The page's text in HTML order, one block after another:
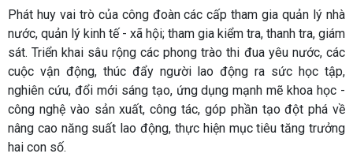
Phát huy vai trò của công đoàn các cấp tham gia quản lý nhà
nước, quản lý kinh tế - xã hội; tham gia kiểm tra, thanh tra, giám
sát. Triển khai sâu rộng các phong trào thi đua yêu nước, các
cuộc vận động, thúc đẩy người lao động ra sức học tập,
nghiên cứu, đổi mới sáng tạo, ứng dụng mạnh mẽ khoa học -
công nghệ vào sản xuất, công tác, góp phần tạo đột phá về
nâng cao năng suất lao động, thực hiện mục tiêu tăng trưởng
hai con số.